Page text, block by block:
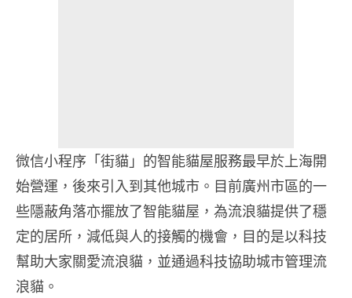
微信小程序「街貓」的智能貓屋服務最早於上海開
始營運，後來引入到其他城市。目前廣州市區的一
些隱蔽角落亦擺放了智能貓屋，為流浪貓提供了穩
定的居所，減低與人的接觸的機會，目的是以科技
幫助大家關愛流浪貓，並通過科技協助城市管理流
浪貓。